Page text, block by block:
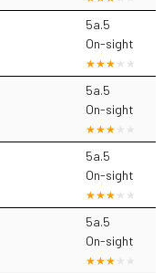
5a.5
On-sight
5a.5
On-sight
5a.5
On-sight
5a.5
On-sight